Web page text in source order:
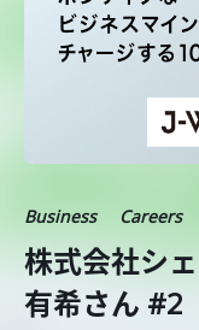
Business Careers
株式会社シ
有希さん #2